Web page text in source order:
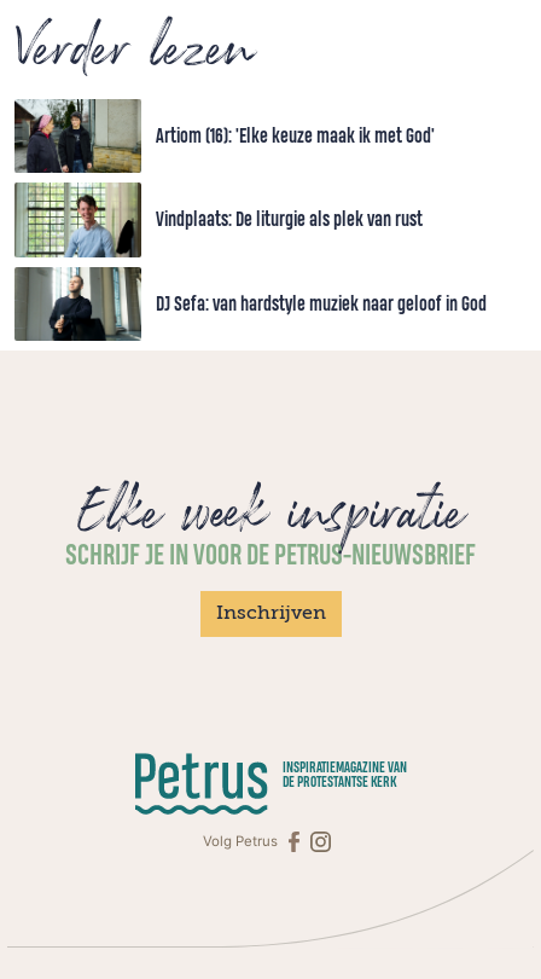
Verder lezen
Artiom (16): 'Elke keuze maak ik met God'
Vindplaats: De liturgie als plek van rust
DJ Sefa: van hardstyle muziek naar geloof in God
Elke week inspiratie
SCHRIJF JE IN VOOR DE PETRUS-NIEUWSBRIEF
Inschrijven
INSPIRATIEMAGAZINE VAN
DE PROTESTANTSE KERK
Volg Petrus